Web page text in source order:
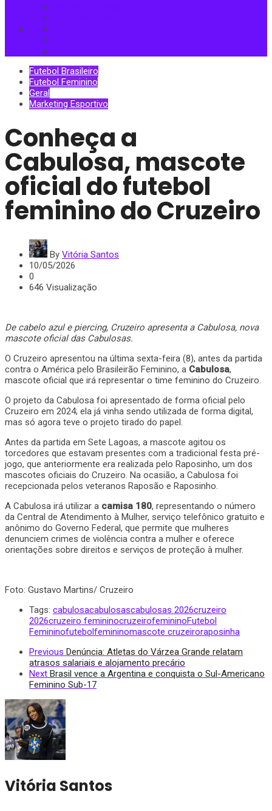
Futebol Brasileiro
Futebol Feminino
Geral
Marketing Esportivo
Conheça a
Cabulosa, mascote
oficial do futebol
feminino do Cruzeiro
By Vitória Santos
10/05/2026
0
646 Visualização
De cabelo azul e piercing, Cruzeiro apresenta a Cabulosa, nova
mascote oficial das Cabulosas.
O Cruzeiro apresentou na última sexta-feira (8), antes da partida
contra o América pelo Brasileirão Feminino, a Cabulosa,
mascote oficial que irá representar o time feminino do Cruzeiro.
O projeto da Cabulosa foi apresentado de forma oficial pelo
Cruzeiro em 2024; ela já vinha sendo utilizada de forma digital,
mas só agora teve o projeto tirado do papel.
Antes da partida em Sete Lagoas, a mascote agitou os
torcedores que estavam presentes com a tradicional festa pré-
jogo, que anteriormente era realizada pelo Raposinho, um dos
mascotes oficiais do Cruzeiro. Na ocasião, a Cabulosa foi
recepcionada pelos veteranos Raposão e Raposinho.
A Cabulosa irá utilizar a camisa 180, representando o número
da Central de Atendimento à Mulher, serviço telefônico gratuito e
anônimo do Governo Federal, que permite que mulheres
denunciem crimes de violência contra a mulher e oferece
orientações sobre direitos e serviços de proteção à mulher.
Foto: Gustavo Martins/ Cruzeiro
Tags: cabulosacabulosascabulosas 2026cruzeiro
2026cruzeiro femininocruzeirofemininoFutebol
Femininofutebolfemininomascote cruzeiroraposinha
Previous Denúncia: Atletas do Várzea Grande relatam
atrasos salariais e alojamento precário
Next Brasil vence a Argentina e conquista o Sul-Americano
Feminino Sub-17
Vitória Santos